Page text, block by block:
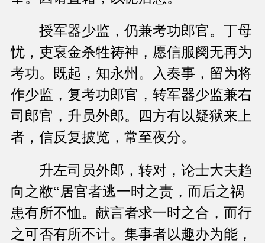
授军器少监，仍兼考功郎官。丁母
忧，吏裒金杀牲祷神，愿信服阕无再为
考功。既起，知永州。入奏事，留为将
作少监，复考功郎官，转军器少监兼右
司郎官，升员外郎。四方有以疑狱来上
者，信反复披览，常至夜分。
升左司员外郎，转对，论士大夫趋
向之敝“居官者逃一时之责，而后之祸
患有所不恤。献言者求一时之合，而行
之可否有所不计。集事者以趣办为能，